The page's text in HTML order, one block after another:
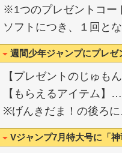
※1つのプレゼントコー
ソフトにつき、１回と
週間少年ジャンプにプレ
【プレゼントのじゅ
【もらえるアイテム】
※げんきだま！の後ろ
Vジャンプ7月特大号に「